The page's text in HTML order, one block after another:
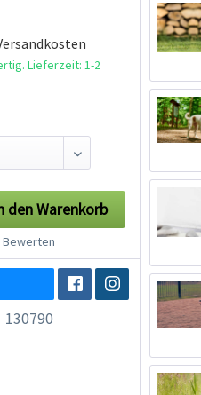
Lieferzeit: 1-2
den Warenkorb
Bewerten
130790